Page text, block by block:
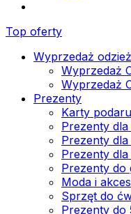
Top oferty
Wyprzedaż
Wyprzedaż
Wyprzedaż
Prezenty
Karty
Prezenty
Prezenty dla
Prezenty dla
Prezenty do
Moda i
Sprzęt do
Prezenty do